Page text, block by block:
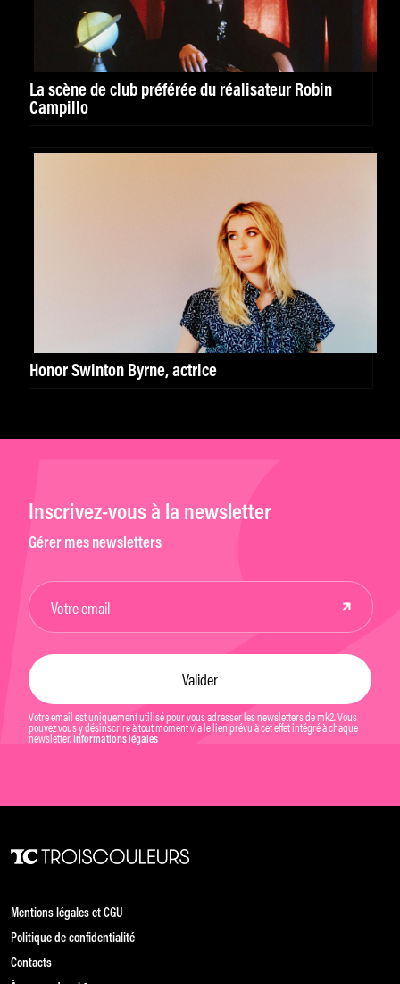
La scène de club préférée du réalisateur Robin
Campillo
Honor Swinton Byrne, actrice
Inscrivez-vous à la newsletter
Gérer mes newsletters
Votre email est uniquement utilisé pour vous adresser les newsletters de mk2. Vous
pouvez vous y désinscrire à tout moment via le lien prévu à cet effet intégré à chaque
newsletter. Informations légales
Mentions légales et CGU
Politique de confidentialité
Contacts